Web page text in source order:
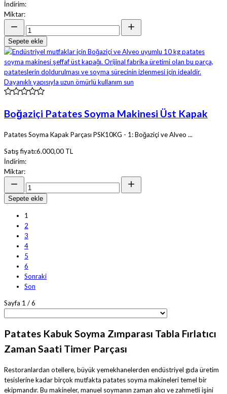
İndirim:
Miktar:
Sepete ekle
Boğaziçi Patates Soyma Makinesi Üst Kapak
Patates Soyma Kapak Parçası PSK10KG - 1: Boğaziçi ve Alveo ...
Satış fiyatı:6.000,00 TL
İndirim:
Miktar:
Sepete ekle
1
2
3
4
5
6
Sonraki
Son
Sayfa 1 / 6
Patates Kabuk Soyma Zımparası Tabla Fırlatıcı
Zaman Saati Timer Parçası
Restoranlardan otellere, büyük yemekhanelerden endüstriyel gıda üretim
tesislerine kadar birçok mutfakta patates soyma makineleri temel bir
ekipmandır. Bu makineler, manuel soymanın zaman alıcı ve zahmetli işini